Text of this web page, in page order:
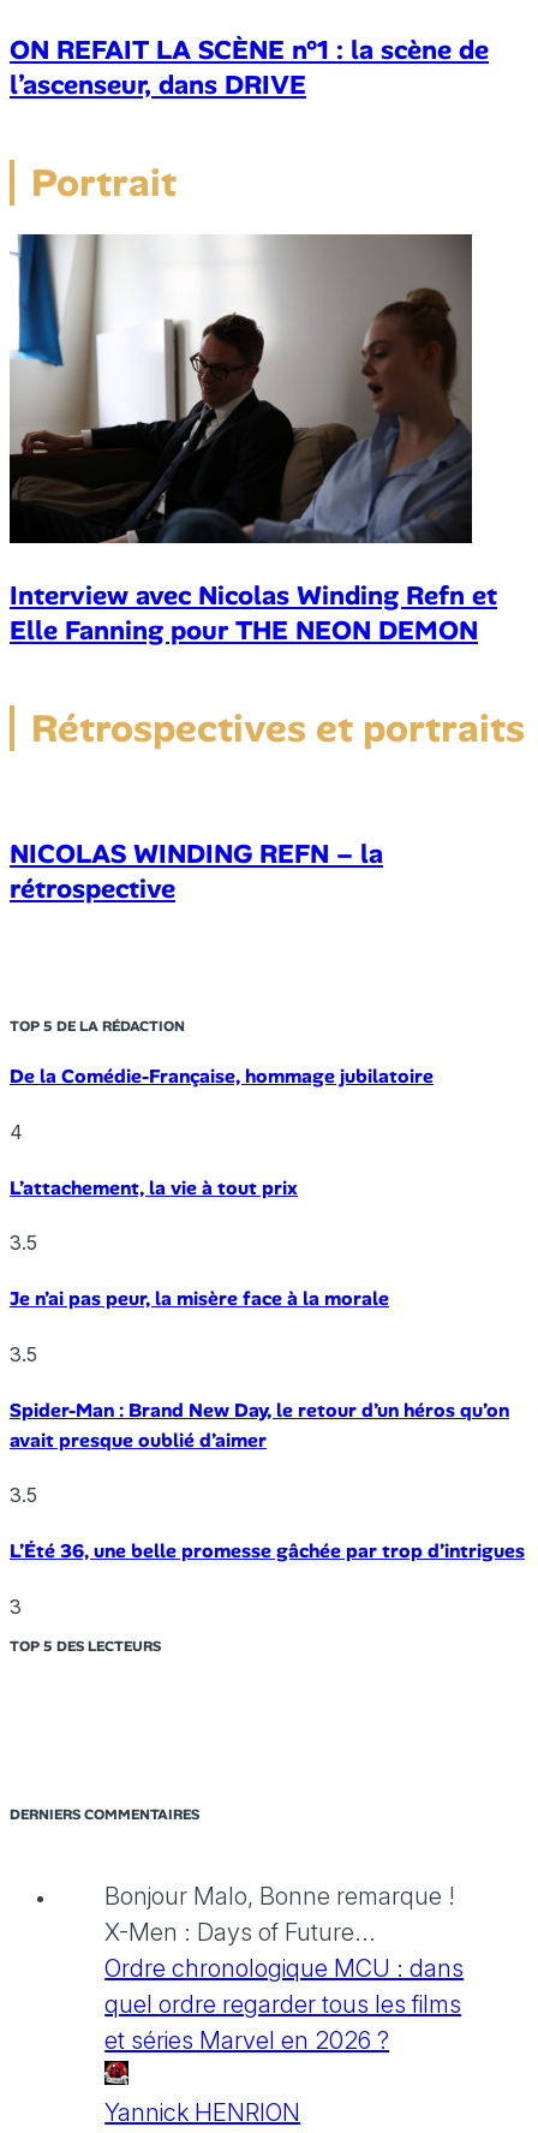
ON REFAIT LA SCÈNE n°1 : la scène de
l’ascenseur, dans DRIVE
Portrait
Interview avec Nicolas Winding Refn et
Elle Fanning pour THE NEON DEMON
Rétrospectives et portraits
NICOLAS WINDING REFN – la
rétrospective
TOP 5 DE LA RÉDACTION
De la Comédie-Française, hommage jubilatoire
4
L’attachement, la vie à tout prix
3.5
Je n’ai pas peur, la misère face à la morale
3.5
Spider-Man : Brand New Day, le retour d’un héros qu’on
avait presque oublié d’aimer
3.5
L’Été 36, une belle promesse gâchée par trop d’intrigues
3
TOP 5 DES LECTEURS
DERNIERS COMMENTAIRES
Bonjour Malo, Bonne remarque !
X-Men : Days of Future...
Ordre chronologique MCU : dans
quel ordre regarder tous les films
et séries Marvel en 2026 ?
Yannick HENRION